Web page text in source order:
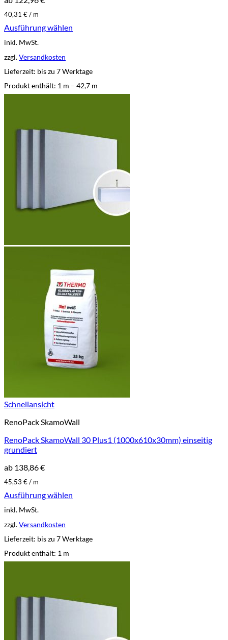
40,31 €/ m
Ausführung wählen
Produkt
weist
Varianten
auf.
Die
inkl. MwSt.
zzgl.Versandkosten
Lieferzeit: bis zu 7 Werktage
Produkt enthält: 1 m – 42,7 m
Schnellansicht
RenoPack SkamoWall
RenoPack SkamoWall 30 Plus1 (1000x610x30mm) einseitig
grundiert
ab 138,86€
45,53 €/ m
Ausführung wählen
Produkt
weist
Varianten
auf.
Die
inkl. MwSt.
zzgl.Versandkosten
Lieferzeit: bis zu 7 Werktage
Produkt enthält: 1 m